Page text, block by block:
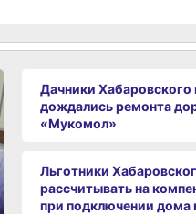
Дачники Хабаровского
дождались ремонта
«Мукомол»
Льготники
рассчитывать на
при подключении дома